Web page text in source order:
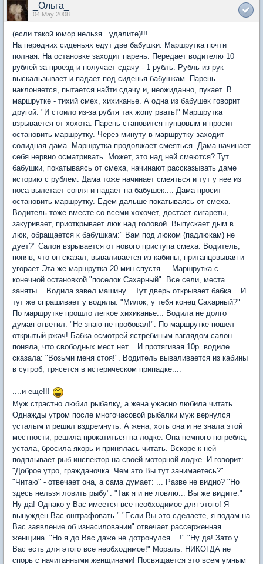
_Ольга_
04 May 2008
(если такой юмор нельзя...удалите)!!!
На передних сиденьях едут две бабушки. Маршрутка почти
полная. На остановке заходит парень. Передает водителю 10
рублей за проезд и получает сдачу - 1 рубль. Рубль из рук
выскальзывает и падает под сиденья бабушкам. Парень
наклоняется, пытается найти сдачу и, неожиданно, пукает. В
маршрутке - тихий смех, хихиканье. А одна из бабушек говорит
другой: "И стоило из-за рубля так жопу рвать!" Маршрутка
взрывается от хохота. Парень становится пунцовым и просит
остановить маршрутку. Через минуту в маршрутку заходит
солидная дама. Маршрутка продолжает смеяться. Дама начинает
себя нервно осматривать. Может, это над ней смеются? Тут
бабушки, покатываясь от смеха, начинают рассказывать даме
историю с рублем. Дама тоже начинает смеяться и тут у нее из
носа вылетает сопля и падает на бабушек.... Дама просит
остановить маршрутку. Едем дальше покатываясь от смеха.
Водитель тоже вместе со всеми хохочет, достает сигареты,
закуривает, приоткрывает люк над головой. Выпускает дым в
люк, обращается к бабушкам:" Вам под люком (падлюкам) не
дует?" Салон взрывается от нового приступа смеха. Водитель,
поняв, что он сказал, вываливается из кабины, пританцовывая и
угорает Эта же маршрутка 20 мин спустя.... Маршрутка с
конечной остановкой "поселок Сахарный". Все сели, места
заняты... Водила завел машину... Тут дверь открывает бабка... И
тут же спрашивает у водилы: "Милок, у тебя конец Сахарный?"
По маршрутке прошло легкое хихиканье... Водила не долго
думая ответил: "Не знаю не пробовал!". По маршрутке пошел
открытый ржач! Бабка осмотрей ястребиным взглядом салон
поняла, что свободных мест нет... И протягивая 10р. водиле
сказала: "Возьми меня стоя!". Водитель вываливается из кабины
в сугроб, трясется в истерическом припадке....
....и еще!!!
Муж страстно любил рыбалку, а жена ужасно любила читать.
Однажды утром после многочасовой рыбалки муж вернулся
усталым и решил вздремнуть. А жена, хоть она и не знала этой
местности, решила прокатиться на лодке. Она немного погребла,
устала, бросила якорь и принялась читать. Вскоре к ней
подплывает рыб инспектор на своей моторной лодке. И говорит:
"Доброе утро, гражданочка. Чем это Вы тут занимаетесь?"
"Читаю" - отвечает она, а сама думает: ... Разве не видно? "Но
здесь нельзя ловить рыбу". "Так я и не ловлю... Вы же видите."
Ну да! Однако у Вас имеется все необходимое для этого! Я
вынужден Вас оштрафовать." "Если Вы это сделаете, я подам на
Вас заявление об изнасиловании" отвечает рассерженная
женщина. "Но я до Вас даже не дотронулся ...!" "Ну да! Зато у
Вас есть для этого все необходимое!" Мораль: НИКОГДА не
спорь с начитанными женщинами! Посвящается это всем умным